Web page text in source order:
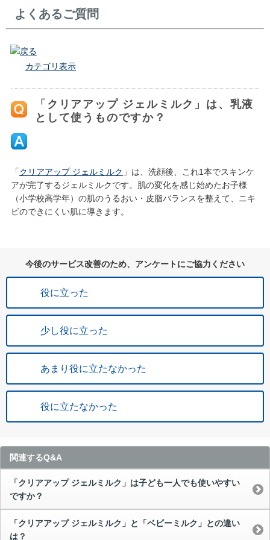
よくあるご質問
戻る
カテゴリ表示
「クリアアップ ジェルミルク」は、乳液
として使うものですか？
「クリアアップ ジェルミルク 」は、洗顔後、これ1本でスキンケ
アが完了するジェルミルクです。肌の変化を感じ始めたお子様
（小学校高学年）の肌のうるおい・皮脂バランスを整えて、ニキ
ビのできにくい肌に導きます。
今後のサービス改善のため、アンケートにご協力ください
役に立った
少し役に立った
あまり役に立たなかった
役に立たなかった
関連するQ&A
「クリアアップ ジェルミルク」は子ども一人でも使いやすい
ですか？
「クリアアップ ジェルミルク」と「ベビーミルク」との違い
は？